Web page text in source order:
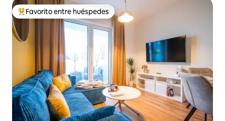
Favorito entre huéspedes preferido
Favorito entre huéspedes